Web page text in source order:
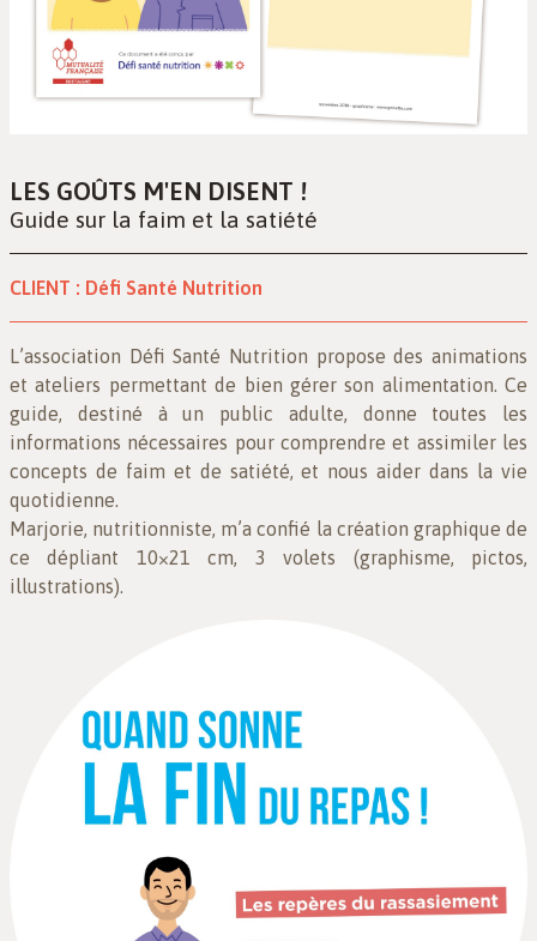
LES GOÛTS M'EN DISENT !
Guide sur la faim et la satiété
CLIENT : Défi Santé Nutrition
L’association Défi Santé Nutrition propose des animations
et ateliers permettant de bien gérer son alimentation. Ce
guide, destiné à un public adulte, donne toutes les
informations nécessaires pour comprendre et assimiler les
concepts de faim et de satiété, et nous aider dans la vie
quotidienne.
Marjorie, nutritionniste, m’a confié la création graphique de
ce dépliant 10×21 cm, 3 volets (graphisme, pictos,
illustrations).